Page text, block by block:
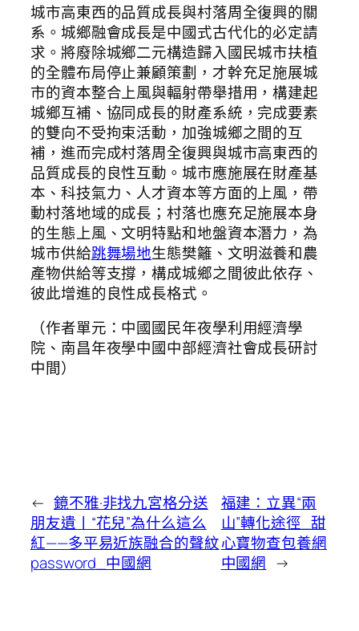
城市高東西的品質成長與村落周全復興的關
系。城鄉融會成長是中國式古代化的必定請
求。將廢除城鄉二元構造歸入國民城市扶植
的全體布局停止兼顧策劃，才幹充足施展城
市的資本整合上風與輻射帶舉措用，構建起
城鄉互補、協同成長的財產系統，完成要素
的雙向不受拘束活動，加強城鄉之間的互
補，進而完成村落周全復興與城市高東西的
品質成長的良性互動。城市應施展在財產基
本、科技氣力、人才資本等方面的上風，帶
動村落地域的成長；村落也應充足施展本身
的生態上風、文明特點和地盤資本潛力，為
城市供給跳舞場地生態樊籬、文明滋養和農
產物供給等支撐，構成城鄉之間彼此依存、
彼此增進的良性成長格式。
（作者單元：中國國民年夜學利用經濟學
院、南昌年夜學中國中部經濟社會成長研討
中間）
← 鏡不雅·非找九宮格分送
朋友遺丨“花兒”為什么這么
紅——多平易近族融合的聲紋
password_中國網
福建：立異“兩
山”轉化途徑_甜
心寶物查包養網
中國網 →